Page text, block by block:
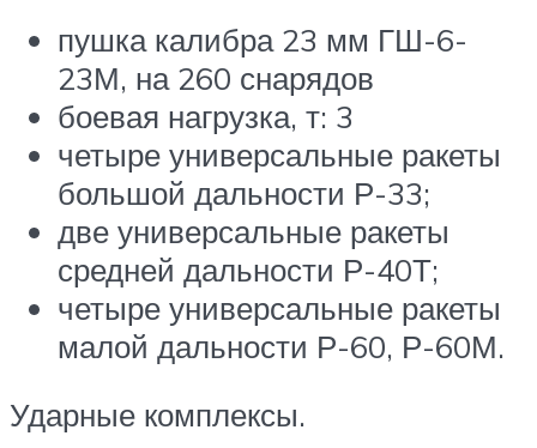
пушка калибра 23 мм ГШ-6-
23М, на 260 снарядов
боевая нагрузка, т: 3
четыре универсальные ракеты
большой дальности Р-33;
две универсальные ракеты
средней дальности Р-40Т;
четыре универсальные ракеты
малой дальности Р-60, Р-60М.
Ударные комплексы.